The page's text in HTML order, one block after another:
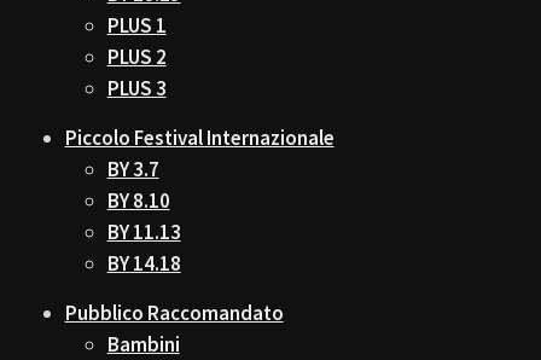
PLUS 1
PLUS 2
PLUS 3
Piccolo Festival Internazionale
BY 3.7
BY 8.10
BY 11.13
BY 14.18
Pubblico Raccomandato
Bambini